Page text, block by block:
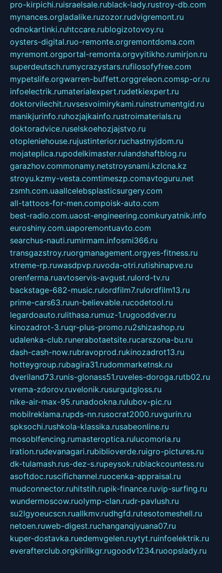
pro-kirpichi.ruisraelsale.rublack-lady.rustroy-db.com
mynances.orgladalike.ruzozor.rudvigremont.ru
odnokartinki.ruhtccare.rublogizotovoy.ru
oysters-digital.ruo-remonte.orgremontdoma.com
myremont.orgportal-remonta.orgvyitikho.rumirjon.ru
superdeutsch.rumycrazystars.rufilosofyfree.com
mypetslife.orgwarren-buffett.orggreleon.comsp-or.ru
infoelectrik.rumaterialexpert.rudetkiexpert.ru
doktorvilechit.ruvsesvoimirykami.ruinstrumentgid.ru
manikjurinfo.ruhozjajkainfo.rustroimaterials.ru
doktoradvice.ruselskoehozjajstvo.ru
otopleniehouse.rujustinterior.ruchastnyjdom.ru
mojateplica.rupodelkimaster.rulandshaftblog.ru
garazhov.commonamy.netstroysnami.kzlcna.kz
stroyu.kzmy-vesta.comtimeszp.comavtoguru.net
zsmh.com.uaallcelebsplasticsurgery.com
all-tattoos-for-men.compoisk-auto.com
best-radio.com.uaost-engineering.comkuryatnik.info
euroshiny.com.uaporemontuavto.com
searchus-nauti.rumirmam.infosmi366.ru
transgazstroy.ruorgmanagement.orgyes-fitness.ru
xtreme-rp.ruwasdpvp.ruvoda-otri.rutishinapve.ru
orenferma.ruavtoservis-avgust.rulord-tv.ru
backstage-682-music.rulordfilm7.rulordfilm13.ru
prime-cars63.ruun-believable.rucodetool.ru
legardoauto.rulithasa.rumuz-1.rugooddver.ru
kinozadrot-3.ruqr-plus-promo.ru2shizashop.ru
udalenka-club.runerabotaetsite.rucarszona-bu.ru
dash-cash-now.rubravoprod.rukinozadrot13.ru
hotteygroup.rubagira31.rudommarketnsk.ru
dveriland73.runis-glonass51.ruveles-doroga.rutb02.ru
vrema-zdorov.ruvelonik.rusurgutgloss.ru
nike-air-max-95.runadookna.rulubov-pic.ru
mobilreklama.rupds-nn.rusocrat2000.ruvgurin.ru
spksochi.rushkola-klassika.rusabeonline.ru
mosoblfencing.rumasteroptica.rulucomoria.ru
iration.rudevanagari.rubiblioverde.ruigro-pictures.ru
dk-tulamash.rus-dez-s.rupeysok.rublackcountess.ru
asoftdoc.ruscifichannel.ruocenka-appraisal.ru
mudconnector.ruhitstih.rupik-finance.ruvip-surfing.ru
wundermoscow.ruolymp-clan.rudr-pavlush.ru
su2lgyoeucscn.ruallkmv.rudhgfd.rutesotomeshell.ru
netoen.ruweb-digest.ruchanganqiyuana07.ru
kuper-dostavka.ruedemvgelen.ruytyt.ruinfoelektrik.ru
everafterclub.orgkirillkgr.rugoodv1234.ruoopslady.ru